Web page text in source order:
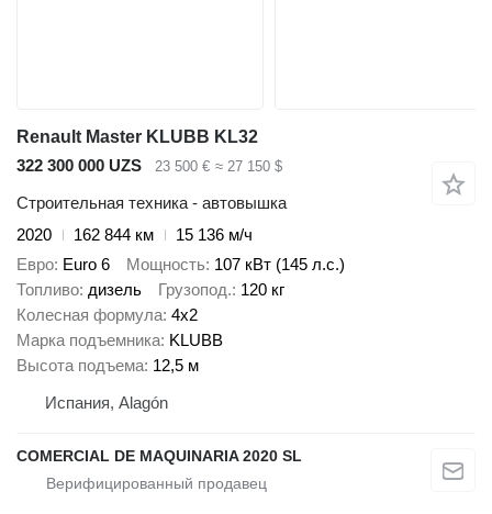
Renault Master KLUBB KL32
322 300 000 UZS
23 500 € ≈ 27 150 $
Строительная техника - автовышка
2020
162 844 км
15 136 м/ч
Евро Euro 6 Мощность 107 кВт (145 л.с.)
Топливо дизель Грузопод. 120 кг
Колесная формула 4x2
Марка подъемника KLUBB
Высота подъема 12,5 м
Испания, Alagón
COMERCIAL DE MAQUINARIA 2020 SL